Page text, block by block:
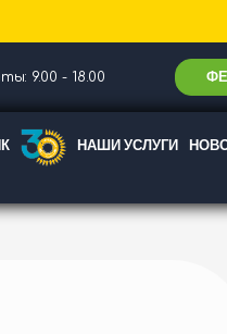
9.00 - 18.00
НАШИ УСЛУГИ